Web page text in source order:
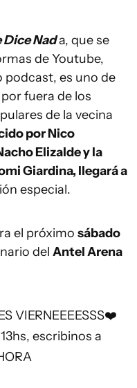
Dice Nada, que se
de Youtube,
podcast, es uno de
fuera de los
de la vecina
por Nico
Elizalde y la
Giardina, llegará a
especial.
el próximo sábado
del Antel Arena
VIERNEEEESSS❤️‍
escribinos a